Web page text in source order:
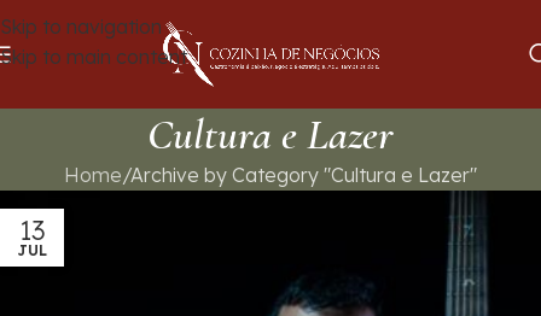
Skip to navigation
Skip to main content
Cultura e Lazer
Home Archive by Category "Cultura e Lazer"
13
JUL